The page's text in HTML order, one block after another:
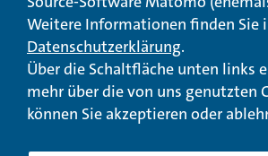
nach oben
Weitere Informationen finden Sie
Datenschutzerklärung.
Über die Schaltfläche unten links
mehr über die von uns genutzten
können Sie akzeptieren oder